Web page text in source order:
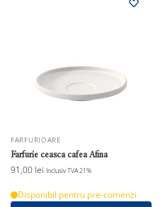
FARFURIOARE
Farfurie ceasca cafea Afina
91,00 lei Inclusiv TVA 21%
Disponibil pentru pre-comenzi